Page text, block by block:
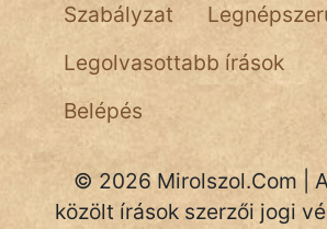
Szabályzat
Legolvasottabb írások
Belépés
© 2026 Mirolszol.Com |
közölt írások szerzői jogi